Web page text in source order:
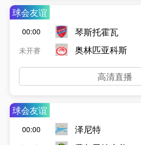
球会友谊
00:00
未开赛
琴斯托霍瓦
奥林匹亚科斯
高清直播
球会友谊
00:00
泽尼特